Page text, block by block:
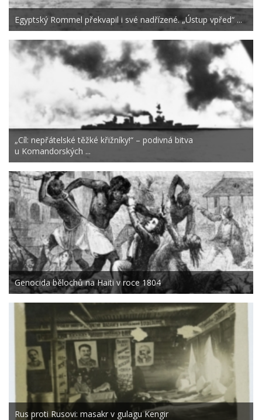
Egyptský Rommel překvapil i své nadřízené. „Ústup vpřed“ ...
„Cíl: nepřátelské těžké křižníky!“ – podivná bitva
u Komandorských ...
Genocida bělochů na Haiti v roce 1804
Rus proti Rusovi: masakr v gulagu Kengir